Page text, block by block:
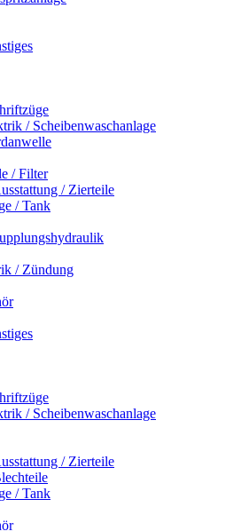
/ Scheibenwaschanlage
/ Filter
/ Zierteile
/ Tank
/ Zündung
/ Scheibenwaschanlage
/ Zierteile
/ Tank